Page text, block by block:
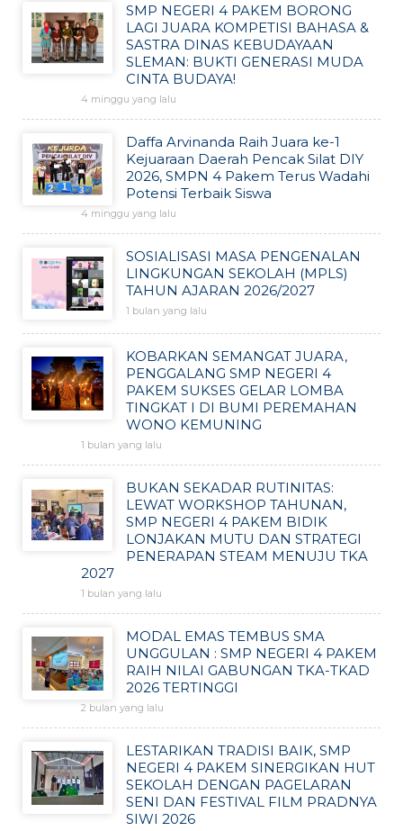
SMP NEGERI 4 PAKEM BORONG
LAGI JUARA KOMPETISI BAHASA &
SASTRA DINAS KEBUDAYAAN
SLEMAN: BUKTI GENERASI MUDA
CINTA BUDAYA!
4 minggu yang lalu
Daffa Arvinanda Raih Juara ke-1
Kejuaraan Daerah Pencak Silat DIY
2026, SMPN 4 Pakem Terus Wadahi
Potensi Terbaik Siswa
4 minggu yang lalu
SOSIALISASI MASA PENGENALAN
LINGKUNGAN SEKOLAH (MPLS)
TAHUN AJARAN 2026/2027
1 bulan yang lalu
KOBARKAN SEMANGAT JUARA,
PENGGALANG SMP NEGERI 4
PAKEM SUKSES GELAR LOMBA
TINGKAT I DI BUMI PEREMAHAN
WONO KEMUNING
1 bulan yang lalu
BUKAN SEKADAR RUTINITAS:
LEWAT WORKSHOP TAHUNAN,
SMP NEGERI 4 PAKEM BIDIK
LONJAKAN MUTU DAN STRATEGI
PENERAPAN STEAM MENUJU TKA
2027
1 bulan yang lalu
MODAL EMAS TEMBUS SMA
UNGGULAN : SMP NEGERI 4 PAKEM
RAIH NILAI GABUNGAN TKA-TKAD
2026 TERTINGGI
2 bulan yang lalu
LESTARIKAN TRADISI BAIK, SMP
NEGERI 4 PAKEM SINERGIKAN HUT
SEKOLAH DENGAN PAGELARAN
SENI DAN FESTIVAL FILM PRADNYA
SIWI 2026